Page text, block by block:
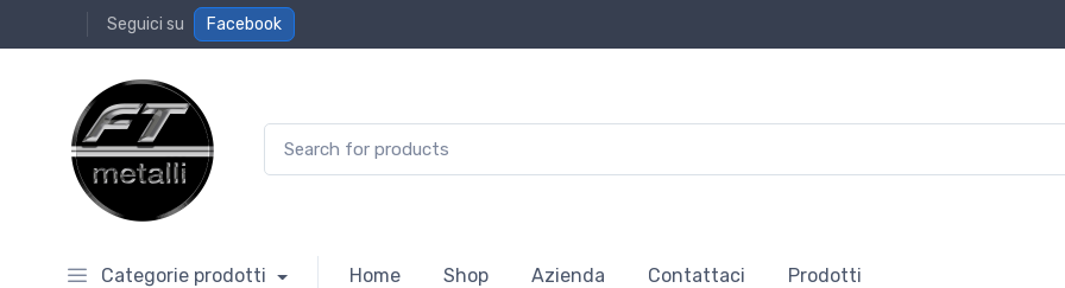
Seguici su Facebook
Categorie prodotti Home Shop Azienda Contattaci Prodotti